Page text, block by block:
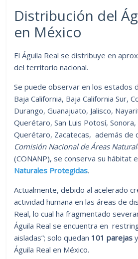
Distribución del
en México
El Águila Real se distribuye en
del territorio nacional.
Se puede observar en los estados
Baja California, Baja California Sur,
Durango, Guanajuato, Jalisco,
Querétaro, San Luis Potosí, Sonora,
Querétaro, Zacatecas, además de
Comisión Nacional de Áreas
(CONANP), se conserva su hábitat
Naturales Protegidas.
Actualmente, debido al acelerado
actividad humana en las áreas de
Real, lo cual ha fragmentado
Águila Real se encuentra en
aisladas”; solo quedan 101 parejas
Águila Real en México.